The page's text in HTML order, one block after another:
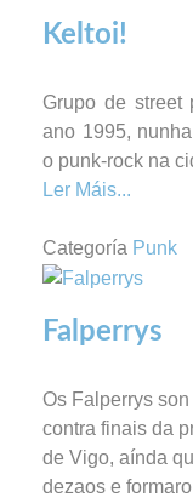
Keltoi!
Grupo de street
ano 1995,
o punk-rock na
Ler Máis...
Categoría Punk
Falperrys
Os Falperrys
contra finais da
de Vigo, aínda
dezaos e